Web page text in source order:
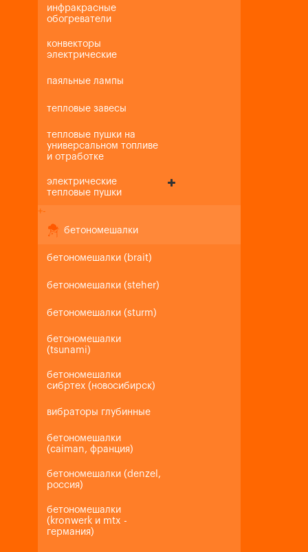
инфракрасные
обогреватели
конвекторы
электрические
паяльные лампы
тепловые завесы
тепловые пушки на
универсальном топливе
и отработке
электрические
тепловые пушки
+-
бетономешалки
бетономешалки (brait)
бетономешалки (steher)
бетономешалки (sturm)
бетономешалки
(tsunami)
бетономешалки
сибртех (новосибирск)
вибраторы глубинные
бетономешалки
(caiman, франция)
бетономешалки (denzel,
россия)
бетономешалки
(kronwerk и mtx -
германия)